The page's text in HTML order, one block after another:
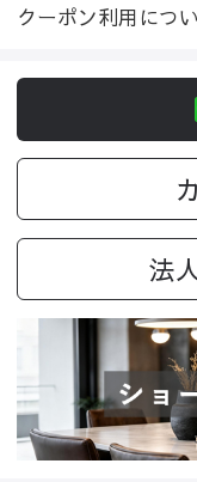
クーポン利用につ
法